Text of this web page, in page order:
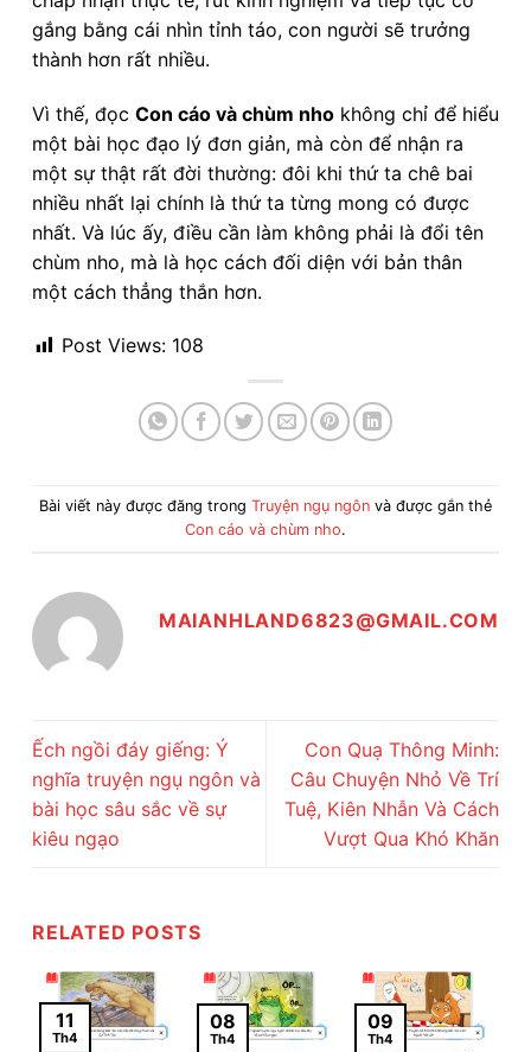
gắng bằng cái nhìn tỉnh táo, con người sẽ trưởng
thành hơn rất nhiều.
Vì thế, đọc Con cáo và chùm nho không chỉ để hiểu
một bài học đạo lý đơn giản, mà còn để nhận ra
một sự thật rất đời thường: đôi khi thứ ta chê bai
nhiều nhất lại chính là thứ ta từng mong có được
nhất. Và lúc ấy, điều cần làm không phải là đổi tên
chùm nho, mà là học cách đối diện với bản thân
một cách thẳng thắn hơn.
Post Views: 108
Bài viết này được đăng trong Truyện ngụ ngôn và được gắn thẻ
Con cáo và chùm nho.
MAIANHLAND6823@GMAIL.COM
Ếch ngồi đáy giếng: Ý
nghĩa truyện ngụ ngôn và
bài học sâu sắc về sự
kiêu ngạo
Con Quạ Thông Minh:
Câu Chuyện Nhỏ Về Trí
Tuệ, Kiên Nhẫn Và Cách
Vượt Qua Khó Khăn
RELATED POSTS
11
Th4
08
Th4
09
Th4